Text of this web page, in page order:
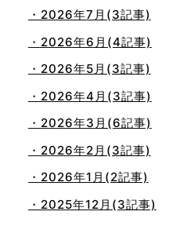
・2026年7月(3記事)
・2026年6月(4記事)
・2026年5月(3記事)
・2026年4月(3記事)
・2026年3月(6記事)
・2026年2月(3記事)
・2026年1月(2記事)
・2025年12月(3記事)